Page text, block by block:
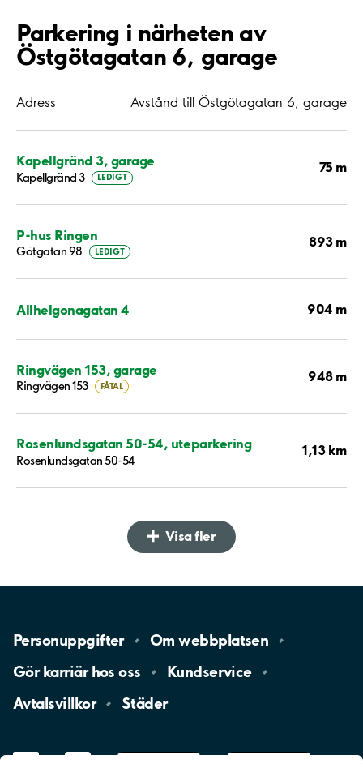
Parkering i närheten av
Östgötagatan 6, garage
Adress Avstånd till Östgötagatan 6, garage
Kapellgränd 3, garage
Kapellgränd 3 LEDIGT
75 m
P-hus Ringen
Götgatan 98 LEDIGT
893 m
Allhelgonagatan 4 904 m
Ringvägen 153, garage
Ringvägen 153 FÅTAL
948 m
Rosenlundsgatan 50-54, uteparkering
Rosenlundsgatan 50-54
1,13 km
Visa fler
Personuppgifter Omwebbplatsen
Gör karriär hososs
Kundservice
Avtalsvillkor
Städer